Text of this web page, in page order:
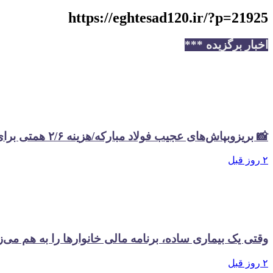
https://eghtesad120.ir/?p=21925
اخبار برگزیده ***
📸 بریزوبپاش‌های عجیب فولاد مبارکه/هزینه ۲/۶ همتی برای تبلیغات در سال گذشته
۲ روز قبل
وقتی یک بیماری ساده، برنامه مالی خانوارها را به هم
۲ روز قبل